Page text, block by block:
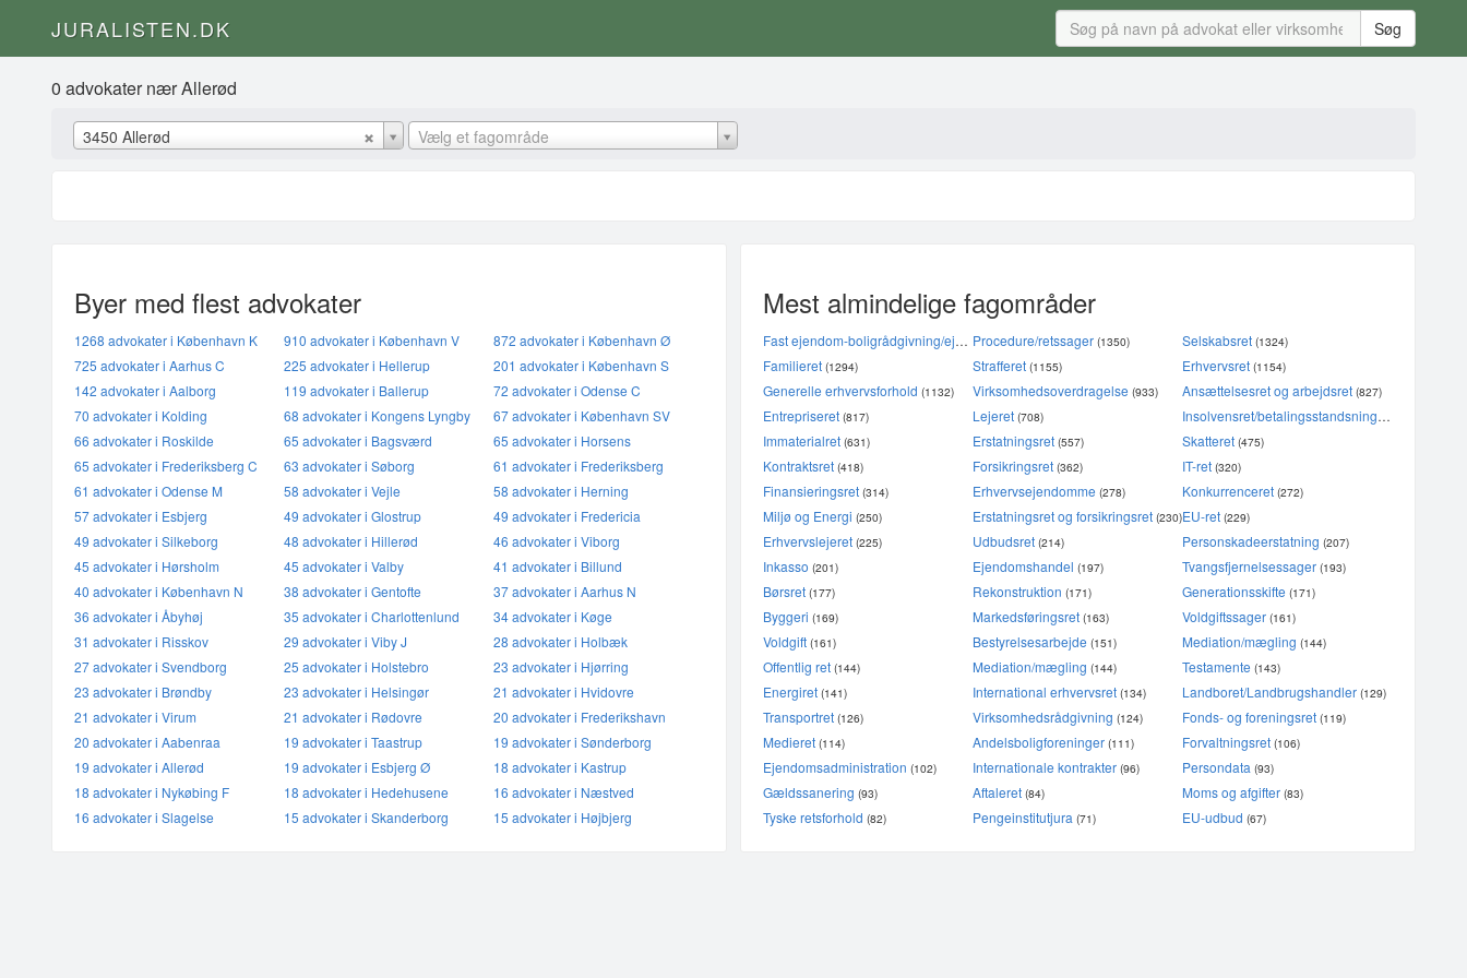
JURALISTEN.DK
0 advokater nær Allerød
3450 Allerød Vælg et fagområde
Byer med flest advokater
1268 advokater i København K 910 advokater i København V
872 advokater i København Ø
725 advokater i Aarhus C
225 advokater i Hellerup
201 advokater i København S
142 advokater i Aalborg
119 advokater i Ballerup
72 advokater i Odense C
70 advokater i Kolding
68 advokater i Kongens Lyngby
67 advokater i København SV
66 advokater i Roskilde
65 advokater i Bagsværd
65 advokater i Horsens
65 advokater i Frederiksberg C
63 advokater i Søborg
61 advokater i Frederiksberg
61 advokater i Odense M
58 advokater i Vejle
58 advokater i Herning
57 advokater i Esbjerg
49 advokater i Glostrup
49 advokater i Fredericia
49 advokater i Silkeborg
48 advokater i Hillerød
46 advokater i Viborg
45 advokater i Hørsholm
45 advokater i Valby
41 advokater i Billund
40 advokater i København N
38 advokater i Gentofte
37 advokater i Aarhus N
36 advokater i Åbyhøj
35 advokater i Charlottenlund
34 advokater i Køge
31 advokater i Risskov
29 advokater i Viby J
28 advokater i Holbæk
27 advokater i Svendborg
25 advokater i Holstebro
23 advokater i Hjørring
23 advokater i Brøndby
23 advokater i Helsingør
21 advokater i Hvidovre
21 advokater i Virum
21 advokater i Rødovre
20 advokater i Frederikshavn
20 advokater i Aabenraa
19 advokater i Taastrup
19 advokater i Sønderborg
19 advokater i Allerød
19 advokater i Esbjerg Ø
18 advokater i Kastrup
18 advokater i Nykøbing F
18 advokater i Hedehusene
16 advokater i Næstved
16 advokater i Slagelse
15 advokater i Skanderborg 15 advokater i Højbjerg
Mest almindelige fagområder
Fast ejendom-boligrådgivning/ejendomsberigtigelse (1377)
Procedure/retssager (1350) Selskabsret (1324)
Familieret (1294) Strafferet (1155) Erhvervsret (1154)
Generelle erhvervsforhold (1132) Virksomhedsoverdragelse (933) Ansættelsesret og arbejdsret (827)
Entrepriseret (817) Lejeret (708)
Insolvensret/betalingsstandsning/konkurs/akkord
Immaterialret (631) Erstatningsret (557) Skatteret (475)
Kontraktsret (418) Forsikringsret (362) IT-ret (320)
Finansieringsret (314) Erhvervsejendomme (278) Konkurrenceret (272)
Miljø og Energi (250) Erstatningsret og forsikringsret (230)EU-ret (229)
Erhvervslejeret (225) Udbudsret (214) Personskadeerstatning (207)
Inkasso (201) Ejendomshandel (197) Tvangsfjernelsessager (193)
Børsret (177) Rekonstruktion (171) Generationsskifte (171)
Byggeri (169) Markedsføringsret (163) Voldgiftssager (161)
Voldgift (161) Bestyrelsesarbejde (151) Mediation/mægling (144)
Offentlig ret (144) Mediation/mægling (144) Testamente (143)
Energiret (141) International erhvervsret (134) Landboret/Landbrugshandler (129)
Transportret (126) Virksomhedsrådgivning (124) Fonds- og foreningsret (119)
Medieret (114) Andelsboligforeninger (111) Forvaltningsret (106)
Ejendomsadministration (102) Internationale kontrakter (96) Persondata (93)
Gældssanering (93) Aftaleret (84) Moms og afgifter (83)
Tyske retsforhold (82) Pengeinstitutjura (71) EU-udbud (67)